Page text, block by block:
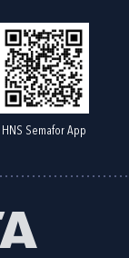
HNS Semafor App